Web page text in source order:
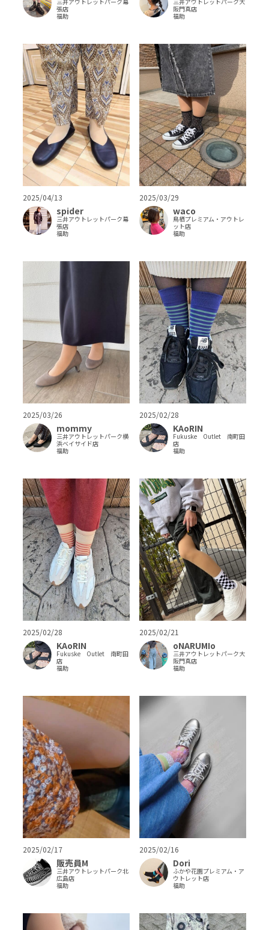
張店
福助
阪門真店
福助
2025/04/13
spider
三井アウトレットパーク幕
張店
福助
2025/03/29
waco
鳥栖プレミアム・アウトレ
ット店
福助
2025/03/26
mommy
三井アウトレットパーク横
浜ベイサイド店
福助
2025/02/28
KAoRIN
Fukuske Outlet 南町田
店
福助
2025/02/28
KAoRIN
Fukuske Outlet 南町田
店
福助
2025/02/21
oNARUMIo
三井アウトレットパーク大
阪門真店
福助
2025/02/17
販売員M
三井アウトレットパーク北
広島店
福助
2025/02/16
Dori
ふかや花園プレミアム・ア
ウトレット店
福助